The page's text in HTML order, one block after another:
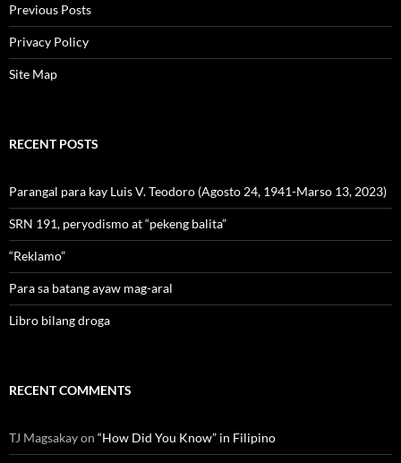
Previous Posts
Privacy Policy
Site Map
RECENT POSTS
Parangal para kay Luis V. Teodoro (Agosto 24, 1941-Marso 13, 2023)
SRN 191, peryodismo at “pekeng balita”
“Reklamo”
Para sa batang ayaw mag-aral
Libro bilang droga
RECENT COMMENTS
TJ Magsakayon “How Did You Know” in Filipino